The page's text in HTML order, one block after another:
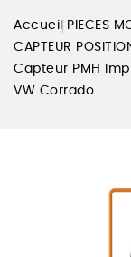
Accueil
PIECES
CAPTEUR
Capteur PMH
VW Corrado